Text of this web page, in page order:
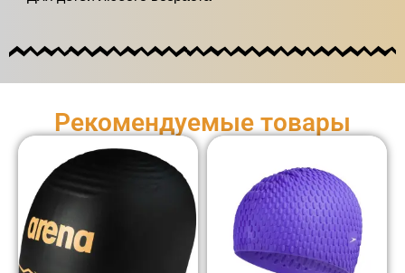
Рекомендуемые товары